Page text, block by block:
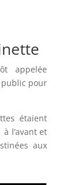
appelée
public pour
étaient
l’avant et
aux